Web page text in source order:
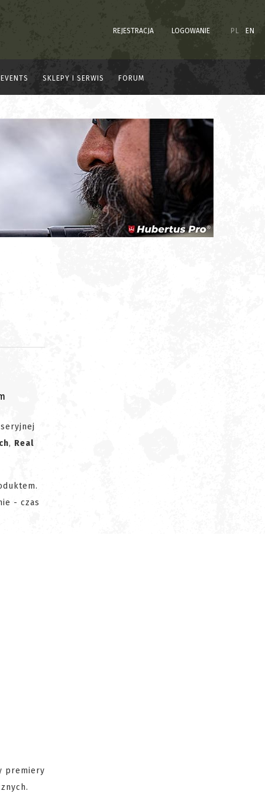
REJESTRACJA LOGOWANIE PL EN
EVENTS SKLEPY I SERWIS FORUM
, Real
- czas
premiery